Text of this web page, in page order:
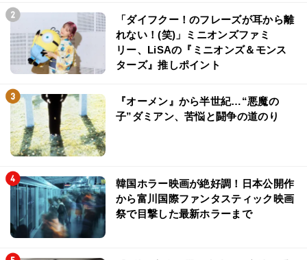
「ダイフクー！のフレーズが耳から離
れない！(笑)」ミニオンズファミ
リー、LiSAの『ミニオンズ＆モンス
ターズ』推しポイント
『オーメン』から半世紀…“悪魔の
子”ダミアン、苦悩と闘争の道のり
韓国ホラー映画が絶好調！日本公開作
から富川国際ファンタスティック映画
祭で目撃した最新ホラーまで